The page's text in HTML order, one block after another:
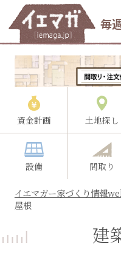
毎
資金計画 土地探し
設備 間取り
イエマガー家づくり情報
屋根
建